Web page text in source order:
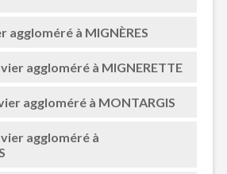
aggloméré à MIGNÈRES
aggloméré à MIGNERETTE
aggloméré à MONTARGIS
aggloméré à